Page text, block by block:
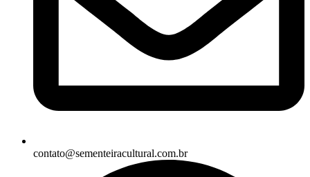
contato@sementeiracultural.com.br